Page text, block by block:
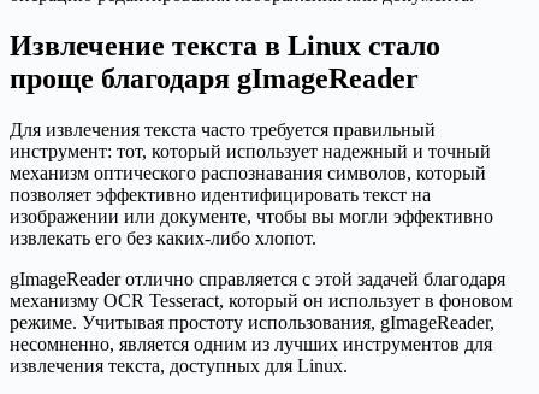
Извлечение текста в Linux стало
проще благодаря gImageReader
Для извлечения текста часто требуется правильный
инструмент: тот, который использует надежный и точный
механизм оптического распознавания символов, который
позволяет эффективно идентифицировать текст на
изображении или документе, чтобы вы могли эффективно
извлекать его без каких-либо хлопот.
gImageReader отлично справляется с этой задачей благодаря
механизму OCR Tesseract, который он использует в фоновом
режиме. Учитывая простоту использования, gImageReader,
несомненно, является одним из лучших инструментов для
извлечения текста, доступных для Linux.